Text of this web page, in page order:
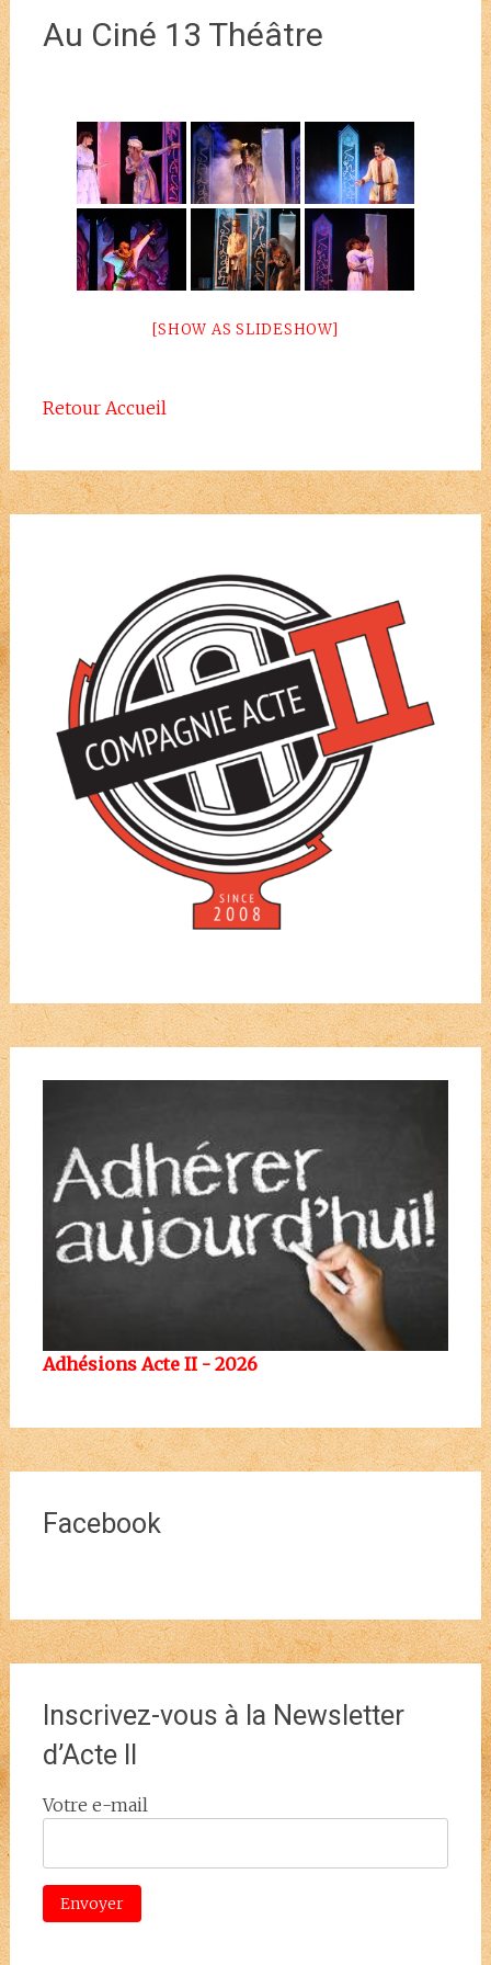
Au Ciné 13 Théâtre
[SHOW AS SLIDESHOW]
Retour Accueil
Adhésions Acte II - 2026
Facebook
Inscrivez-vous à la Newsletter
d’Acte II
Votre e-mail